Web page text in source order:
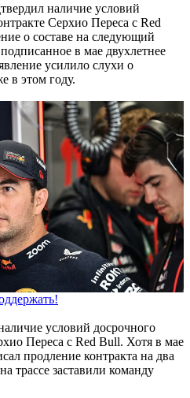
наличие условий
Серхио Переса с Red
о составе на следующий
в мае двухлетнее
усилило слухи о
в этом году.
условий досрочного
Переса с Red Bull. Хотя в мае
продление контракта на два
трассе заставили команду